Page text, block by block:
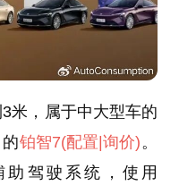
米，属于中大型车的
铂智7(配置 |询价)。
驾驶系统，使用